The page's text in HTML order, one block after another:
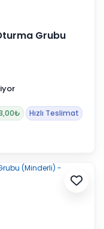
Grubu
Hızlı Teslimat